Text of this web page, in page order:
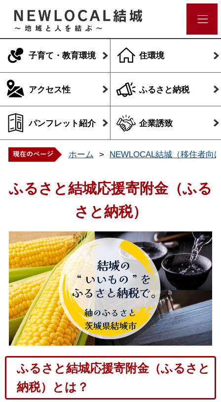
子育て・教育環境 住環境
アクセス性 ふるさと納税
パンフレット紹介 企業誘致
ホーム NEWLOCAL結城（移住者向
ふるさと結城応援寄附金（ふる
さと納税）
ふるさと結城応援寄附金（ふるさと
納税）とは？